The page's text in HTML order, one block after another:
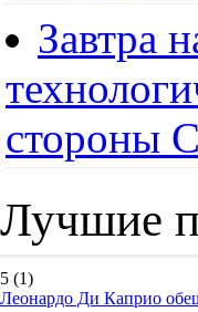
Завтра
стороны
Лучшие
5 (1)
Леонардо Ди Каприо